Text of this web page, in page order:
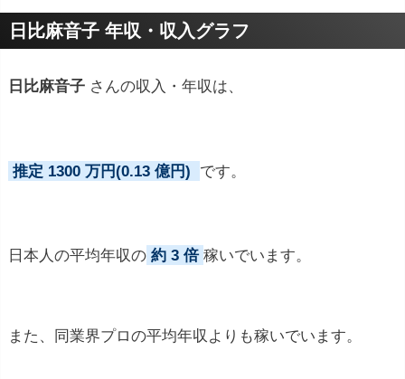
プロフィールトピック
日比麻音子 年収・収入グラフ
日比麻音子 さんの収入・年収は、
推定 1300 万円(0.13 億円) です。
日本人の平均年収の 約 3 倍 稼いでいます。
また、同業界プロの平均年収よりも稼いでいます。